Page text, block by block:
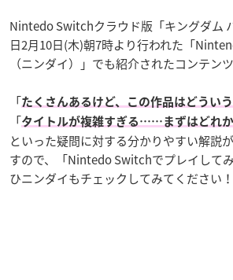
Nintedo Switchクラウド版「キングダム
日2月10日(木)朝7時より行われた「
（ニンダイ）」でも紹介されたコンテンツ
「たくさんあるけど、この作品はどうい
「タイトルが複雑すぎる……まずはどれ
といった疑問に対する分かりやすい解説
すので、「Nintedo Switchでプレイして
ひニンダイもチェックしてみてください！